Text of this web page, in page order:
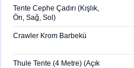
Tente Cephe Çadırı (Kışlık,
Ön, Sağ, Sol)
Crawler Krom Barbekü
Thule Tente (4 Metre) (Açık